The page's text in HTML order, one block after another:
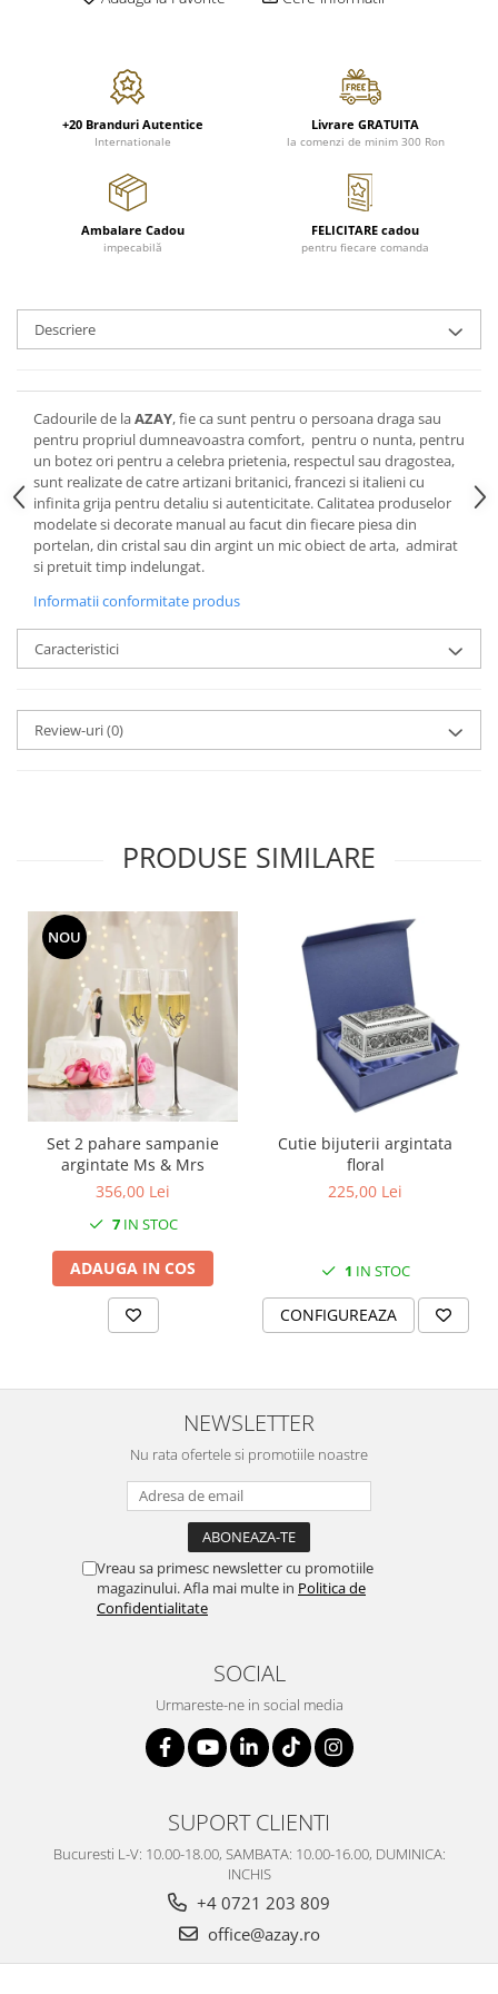
FRAPIERE
SET PENTRU BĂUTURI
TĂVI SI ACCESORII
ACCESORII PENTRU FEMEI
RAME SI ALBUME FOTO
FRUCTIERE ARGINTATE
BOLURI DECO
AROME DE INTERIOR
BIJUTERII
ARANJAMENTE FLORALE
PERNE
Cote Noire
GEORGIA
ESMERALDA BLANC, GOLD,
PLATINUM
CHARDONS GOLD, PLATINUM
KHAZARD OR &AMP; PLATINE
JASPER CONRAN PLATINUM
CHINOISERIE GREEN
BLANC SUR BLANC
GROSGRAIN
EQUESTRIA
POLKA BLUE
CHEEKY PINK
ARRIS
CELESTIAL PLATINUM
CORNUCOPIA
INTAGLIO
JASPER CONRAN GOLD
RENAISSANCE GOLD
BUTTERFLY BLOOM
OLD COUNTRY ROSES
JASPER CONRAN WHITE
GILDED MUSE
WONDERLUST
MORRIS&AMP;CO
KINGSLEY
SERENDIPITY GOLD
SERENDIPITY PLATINUM
CHELSEA
MEDICEA
PATCHWORK WILLOW
HIBISCUS
FLORENTINE TURQUOISE
ORCHARD
CREATURES OF CURIOSITY
RENAISSANCE RED
SERENDIPITY WHITE
FLOWER FESTIVAL RED
LOVE BIRDS
CHIQUE VERDE
CHIQUE STRIPES GALBEN
LUCREZIA
NETTARE DI VINO
NOTTE DI STELLE
PIUME
AURIS
STELLA
BABY COLLECTION
LOVE KNOTS SILVER
WITH LOVE SILVER
WITH LOVE BLACK
WISH
LOVE KNOTS GOLD
WITH LOVE GOLD
+20 Branduri Autentice
Internationale
Livrare GRATUITA
la comenzi de minim 300 Ron
Ambalare Cadou
impecabilă
FELICITARE cadou
pentru fiecare comanda
Descriere
Cadourile de laAZAY, fie ca sunt pentru o persoana draga sau
pentru propriul dumneavoastra comfort, pentru o nunta, pentru
un botez ori pentru a celebra prietenia, respectul sau dragostea,
sunt realizate de catre artizani britanici, francezi si italieni cu
infinita grija pentru detaliu si autenticitate. Calitatea produselor
modelate si decorate manual au facut din fiecare piesa din
portelan, din cristal sau din argint un mic obiect de arta, admirat
si pretuit timp indelungat.
Informatii conformitate produs
Caracteristici
Review-uri(0)
PRODUSE SIMILARE
NOU
Set 2 pahare sampanie
argintate Ms & Mrs
356,00 Lei
7IN STOC
ADAUGA IN COS
Cutie bijuterii argintata
floral
225,00 Lei
1 IN STOC
CONFIGUREAZA
NEWSLETTER
Nu rata ofertele si promotiile noastre
Vreau sa primesc newsletter cu promotiile
magazinului. Afla mai multe in Politica de
Confidentialitate
SOCIAL
Urmareste-ne in social media
SUPORT CLIENTI
Bucuresti L-V: 10.00-18.00, SAMBATA: 10.00-16.00, DUMINICA:
INCHIS
+4 0721 203 809
office@azay.ro